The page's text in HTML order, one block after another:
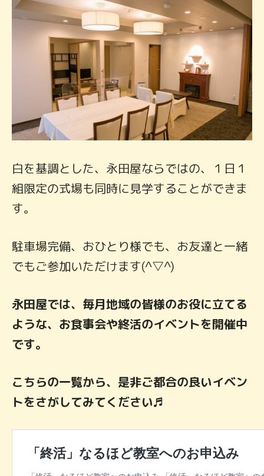
白を基調とした、永田屋ならではの、１日１
組限定の式場も同時に見学することができま
す。
駐車場完備、おひとり様でも、お友達と一緒
でもご参加いただけます(^▽^)
永田屋では、毎月地域の皆様のお役に立てる
ような、お食事会や終活のイベントを開催中
です。
こちらの一覧から、是非ご都合の良いイベン
トをさがしてみてください♬